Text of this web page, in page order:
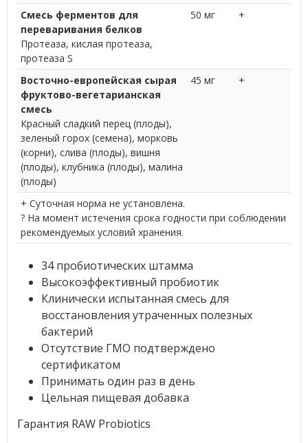
Смесь ферментов для
переваривания белков
Протеаза, кислая протеаза,
протеаза S
50 мг +
Восточно-европейская сырая
фруктово-вегетарианская
смесь
Красный сладкий перец (плоды),
зеленый горох (семена), морковь
(корни), слива (плоды), вишня
(плоды), клубника (плоды), малина
(плоды)
45 мг +
+ Суточная норма не установлена.
? На момент истечения срока годности при соблюдении
рекомендуемых условий хранения.
34 пробиотических штамма
Высокоэффективный пробиотик
Клинически испытанная смесь для
восстановления утраченных полезных
бактерий
Отсутствие ГМО подтверждено
сертификатом
Принимать один раз в день
Цельная пищевая добавка
Гарантия RAW Probiotics